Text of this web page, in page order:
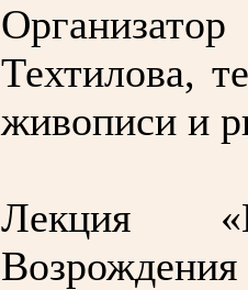
Техтилова,
живописи и
Лекция